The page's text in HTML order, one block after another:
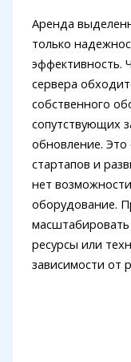
Аренда
только
эффективность.
сервера
собственного
сопутствующих
обновление.
стартапов и
нет
оборудование.
ресурсы или
зависимости от